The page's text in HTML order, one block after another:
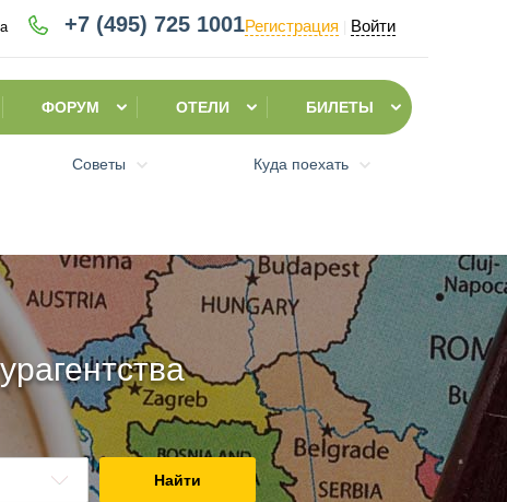
+7 (495) 725 1001Регистрация Войти
ФОРУМ ОТЕЛИ БИЛЕТЫ
Советы Куда поехать
Найти